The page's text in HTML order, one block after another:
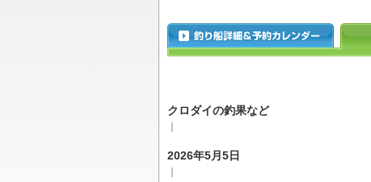
クロダイの釣果など
2026年5月5日